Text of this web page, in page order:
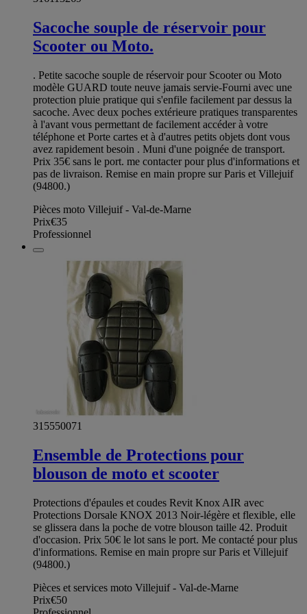
Sacoche souple de réservoir pour
Scooter ou Moto.
. Petite sacoche souple de réservoir pour Scooter ou Moto
modèle GUARD toute neuve jamais servie-Fourni avec une
protection pluie pratique qui s'enfile facilement par dessus la
sacoche. Avec deux poches extérieure pratiques transparentes
à l'avant vous permettant de facilement accéder à votre
téléphone et Porte cartes et à d'autres petits objets dont vous
avez rapidement besoin . Muni d'une poignée de transport.
Prix 35€ sans le port. me contacter pour plus d'informations et
pas de livraison. Remise en main propre sur Paris et Villejuif
(94800.)
Pièces moto Villejuif - Val-de-Marne
Prix€35
Professionnel
315550071
Ensemble de Protections pour
blouson de moto et scooter
Protections d'épaules et coudes Revit Knox AIR avec
Protections Dorsale KNOX 2013 Noir-légère et flexible, elle
se glissera dans la poche de votre blouson taille 42. Produit
d'occasion. Prix 50€ le lot sans le port. Me contacté pour plus
d'informations. Remise en main propre sur Paris et Villejuif
(94800.)
Pièces et services moto Villejuif - Val-de-Marne
Prix€50